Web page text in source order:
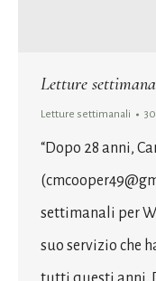
Letture
Letture settimanali
“Dopo 28 anni,
settimanali per
suo servizio che